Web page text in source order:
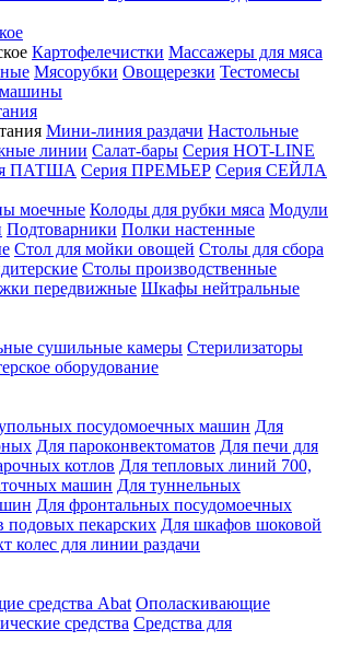
Картофелечистки Массажеры для мяса
Мясорубки Овощерезки Тестомесы
машины
Мини-линия раздачи Настольные
линии Салат-бары Серия HOT-LINE
ПАТША Серия ПРЕМЬЕР Серия СЕЙЛА
моечные Колоды для рубки мяса Модули
Подтоварники Полки настенные
Стол для мойки овощей Столы для сбора
Столы производственные
передвижные Шкафы нейтральные
сушильные камеры Стерилизаторы
оборудование
посудомоечных машин Для
Для пароконвектоматов Для печи для
котлов Для тепловых линий 700,
машин Для туннельных
Для фронтальных посудомоечных
подовых пекарских Для шкафов шоковой
колес для линии раздачи
средства Abat Ополаскивающие
средства Средства для